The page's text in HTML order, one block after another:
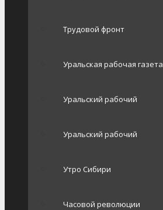
Трудовой фронт
Уральская рабочая газета
Уральский рабочий
Уральский рабочий
Утро Сибири
Часовой революции